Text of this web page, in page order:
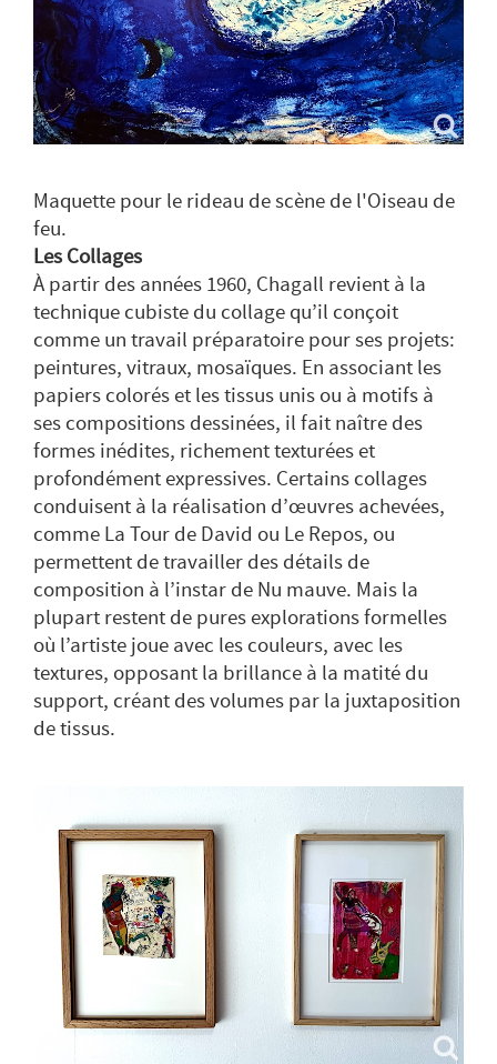
Maquette pour le rideau de scène de l'Oiseau de
feu.
Les Collages
À partir des années 1960, Chagall revient à la
technique cubiste du collage qu’il conçoit
comme un travail préparatoire pour ses projets:
peintures, vitraux, mosaïques. En associant les
papiers colorés et les tissus unis ou à motifs à
ses compositions dessinées, il fait naître des
formes inédites, richement texturées et
profondément expressives. Certains collages
conduisent à la réalisation d’œuvres achevées,
comme La Tour de David ou Le Repos, ou
permettent de travailler des détails de
composition à l’instar de Nu mauve. Mais la
plupart restent de pures explorations formelles
où l’artiste joue avec les couleurs, avec les
textures, opposant la brillance à la matité du
support, créant des volumes par la juxtaposition
de tissus.